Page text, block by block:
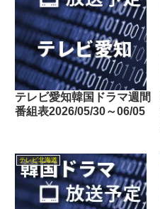
テレビ愛知韓国ドラマ週間
番組表2026/05/30～06/05
テレビ北海道